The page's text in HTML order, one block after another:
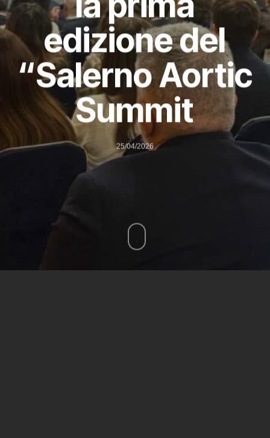
edizione del
“Salerno Aortic
Summit
25/04/2026